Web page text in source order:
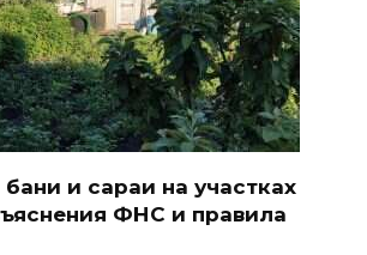
и сараи на участках
ФНС и правила